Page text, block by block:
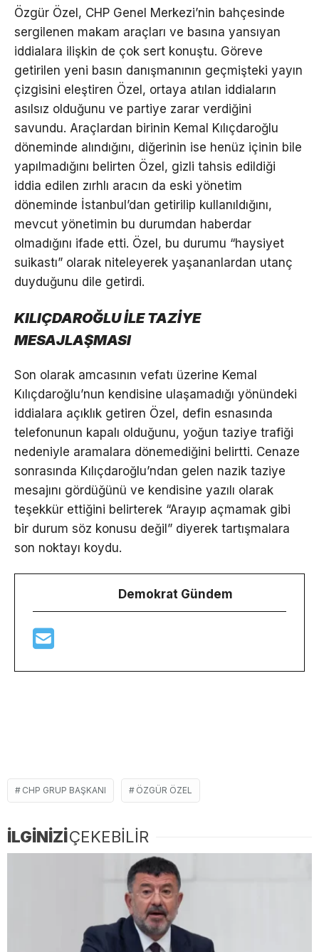
Özgür Özel, CHP Genel Merkezi’nin bahçesinde
sergilenen makam araçları ve basına yansıyan
iddialara ilişkin de çok sert konuştu. Göreve
getirilen yeni basın danışmanının geçmişteki yayın
çizgisini eleştiren Özel, ortaya atılan iddiaların
asılsız olduğunu ve partiye zarar verdiğini
savundu. Araçlardan birinin Kemal Kılıçdaroğlu
döneminde alındığını, diğerinin ise henüz içinin bile
yapılmadığını belirten Özel, gizli tahsis edildiği
iddia edilen zırhlı aracın da eski yönetim
döneminde İstanbul’dan getirilip kullanıldığını,
mevcut yönetimin bu durumdan haberdar
olmadığını ifade etti. Özel, bu durumu “haysiyet
suikastı” olarak niteleyerek yaşananlardan utanç
duyduğunu dile getirdi.
KILIÇDAROĞLU İLE TAZİYE
MESAJLAŞMASI
Son olarak amcasının vefatı üzerine Kemal
Kılıçdaroğlu’nun kendisine ulaşamadığı yönündeki
iddialara açıklık getiren Özel, defin esnasında
telefonunun kapalı olduğunu, yoğun taziye trafiği
nedeniyle aramalara dönemediğini belirtti. Cenaze
sonrasında Kılıçdaroğlu’ndan gelen nazik taziye
mesajını gördüğünü ve kendisine yazılı olarak
teşekkür ettiğini belirterek “Arayıp açmamak gibi
bir durum söz konusu değil” diyerek tartışmalara
son noktayı koydu.
Demokrat Gündem
CHP GRUP BAŞKANI ÖZGÜR ÖZEL
İLGİNİZİÇEKEBİLİR